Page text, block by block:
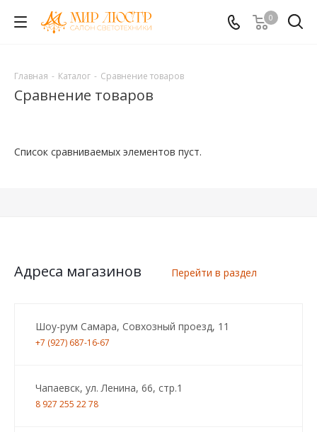
0
Главная - Каталог - Сравнение товаров
Сравнение товаров
Список сравниваемых элементов пуст.
Адреса магазинов Перейти в раздел
Шоу-рум Самара, Совхозный проезд, 11
+7 (927) 687-16-67
Чапаевск, ул. Ленина, 66, стр.1
8 927 255 22 78